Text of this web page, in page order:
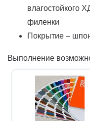
влагостойкого
филенки
Покрытие –
Выполнение